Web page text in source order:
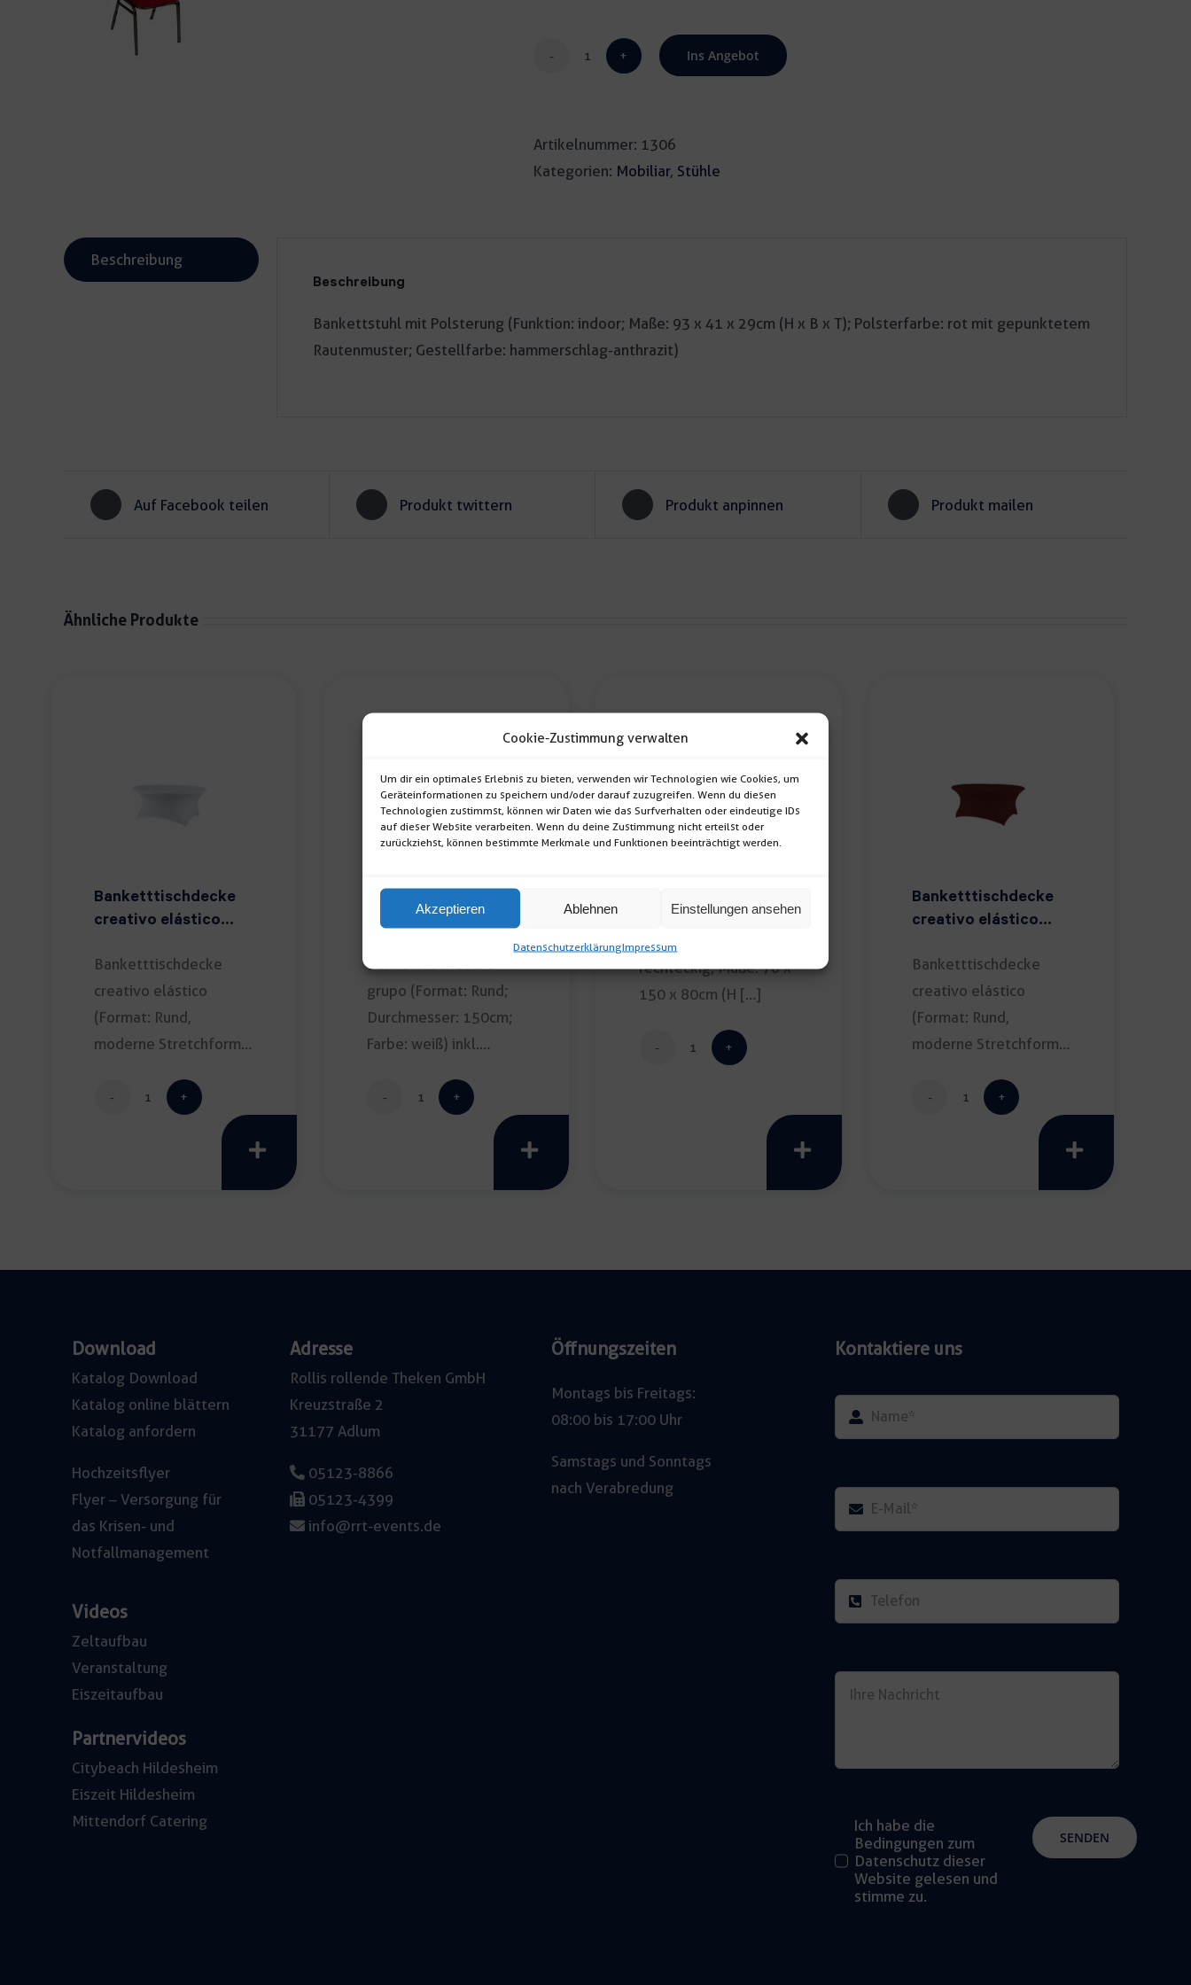
Cookie-Zustimmung verwalten
Um dir ein optimales Erlebnis zu bieten, verwenden wir Technologien wie Cookies, um
Geräteinformationen zu speichern und/oder darauf zuzugreifen. Wenn du diesen
Technologien zustimmst, können wir Daten wie das Surfverhalten oder eindeutige IDs
auf dieser Website verarbeiten. Wenn du deine Zustimmung nicht erteilst oder
zurückziehst, können bestimmte Merkmale und Funktionen beeinträchtigt werden.
Akzeptieren Ablehnen Einstellungen ansehen
DatenschutzerklärungImpressum
Bankettstuhl
rot
Menge
Ins Angebot
Artikelnummer: 1306
Kategorien: Mobiliar, Stühle
Beschreibung
Beschreibung
Bankettstuhl mit Polsterung (Funktion: indoor; Maße: 93 x 41 x 29cm (H x B x T); Polsterfarbe: rot mit gepunktetem
Rautenmuster; Gestellfarbe: hammerschlag-anthrazit)
Auf Facebook teilen Produkt twittern Produkt anpinnen Produkt mailen
Ähnliche Produkte
Banketttischdecke
creativo elástico
Banketttischdecke
creativo elástico
(Format: Rund,
moderne Stretchform;
Farbe: […]
Banketttischdecke
Banketttischdecke
grupo 150cm
Banketttischdecke
grupo (Format: Rund;
Durchmesser: 150cm;
Farbe: weiß) inkl.
Banketttischdecke
Seminartisch (Format:
rechteckig; Maße: 76 x
150 x 80cm (H […]
Seminartisch
Banketttischdecke
creativo elástico
Banketttischdecke
creativo elástico
(Format: Rund,
moderne Stretchform;
Farbe: […]
Banketttischdecke
Download
Katalog Download
Katalog online blättern
Katalog anfordern
Hochzeitsflyer
Flyer – Versorgung für
das Krisen- und
Notfallmanagement
Videos
Zeltaufbau
Veranstaltung
Eiszeitaufbau
Partnervideos
Citybeach Hildesheim
Eiszeit Hildesheim
Mittendorf Catering
Adresse
Rollis rollende Theken GmbH
Kreuzstraße 2
31177 Adlum
05123-8866
05123-4399
info@rrt-events.de
Öffnungszeiten
Montags bis Freitags:
08:00 bis 17:00 Uhr
Samstags und Sonntags
nach Verabredung
Kontaktiere uns
Ich habe die
Bedingungen zum
Datenschutz dieser
Website gelesen und
stimme zu.
SENDEN